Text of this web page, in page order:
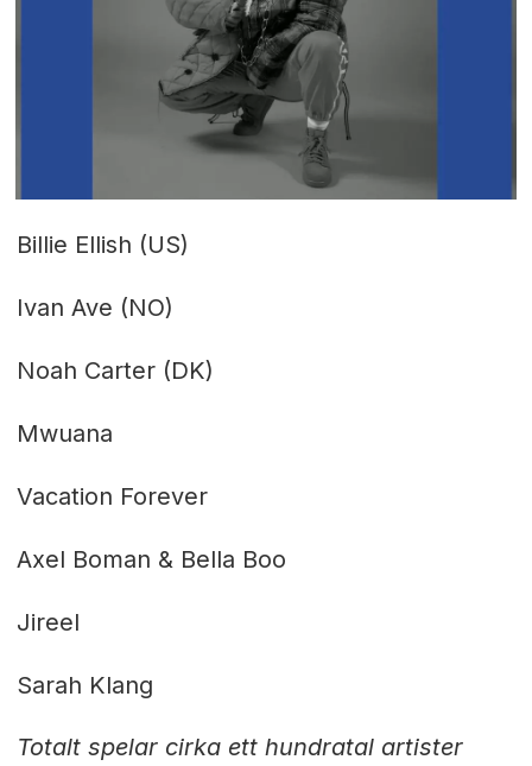
Billie Ellish (US)
Ivan Ave (NO)
Noah Carter (DK)
Mwuana
Vacation Forever
Axel Boman & Bella Boo
Jireel
Sarah Klang
Totalt spelar cirka ett hundratal artister